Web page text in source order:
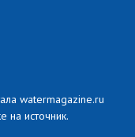
watermagazine.ru
на источник.